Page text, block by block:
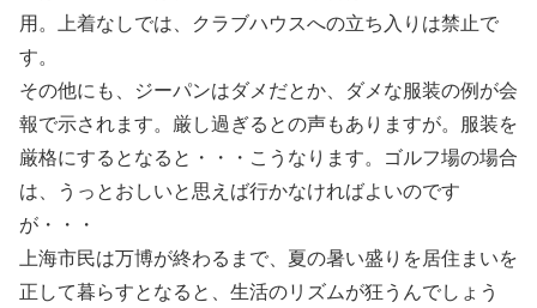
用。上着なしでは、クラブハウスへの立ち入りは禁止で
す。
その他にも、ジーパンはダメだとか、ダメな服装の例が会
報で示されます。厳し過ぎるとの声もありますが。服装を
厳格にするとなると・・・こうなります。ゴルフ場の場合
は、うっとおしいと思えば行かなければよいのです
が・・・
上海市民は万博が終わるまで、夏の暑い盛りを居住まいを
正して暮らすとなると、生活のリズムが狂うんでしょう